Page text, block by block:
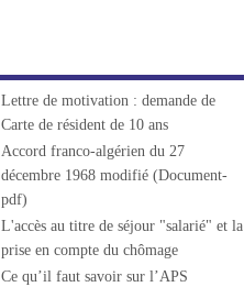
Lettre de motivation : demande de
Carte de résident de 10 ans
Accord franco-algérien du 27
décembre 1968 modifié (Document-
pdf)
L'accès au titre de séjour "salarié" et la
prise en compte du chômage
Ce qu’il faut savoir sur l’APS